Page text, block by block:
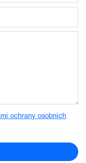
ochrany osobních